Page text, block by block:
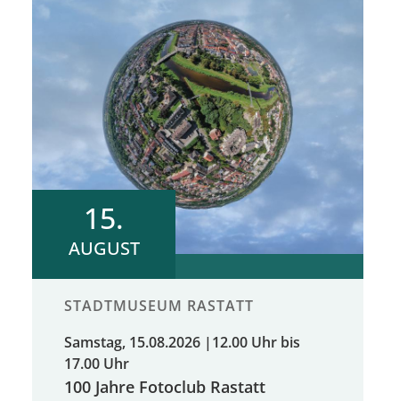
15.
AUGUST
STADTMUSEUM RASTATT
Samstag, 15.08.2026 | 12.00 Uhr bis
17.00 Uhr
100 Jahre Fotoclub Rastatt